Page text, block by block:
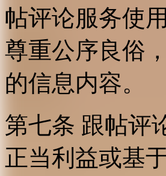
帖评论服务使
尊重公序良俗
的信息内容。
第七条 跟帖评
正当利益或基